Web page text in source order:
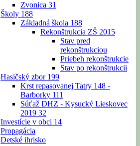
Zvonica 31
Školy 188
Základná škola 188
Rekonštrukcia ZŠ 2015
Stav pred
rekonštrukciou
Priebeh rekonštrukcie
Stav po rekonštrukcii
Hasičský zbor 199
Krst repasovanej Tatry 148 -
Barborky 111
Súťaž DHZ - Kysucký Lieskovec
2019 32
Investície v obci 14
Propagácia
Detské ihrisko